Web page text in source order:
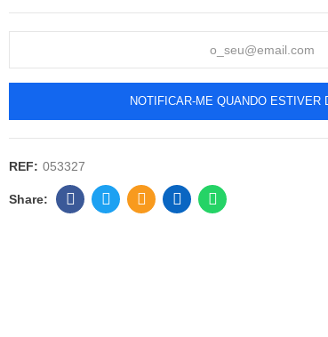
NOTIFICAR-ME QUANDO ESTIVER
REF: 053327